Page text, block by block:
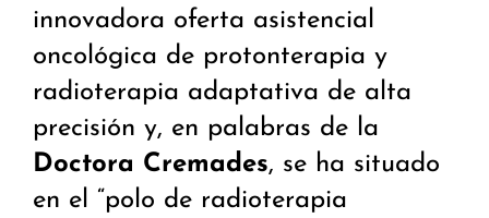
innovadora oferta asistencial
oncológica de protonterapia y
radioterapia adaptativa de alta
precisión y, en palabras de la
Doctora Cremades, se ha situado
en el “polo de radioterapia